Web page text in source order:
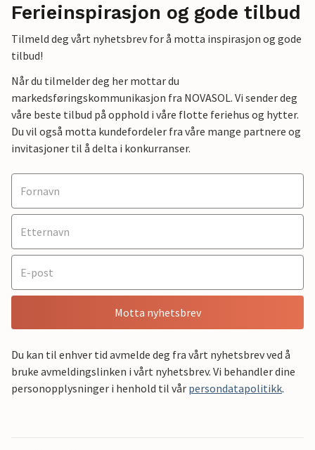
Ferieinspirasjon og gode tilbud
Tilmeld deg vårt nyhetsbrev for å motta inspirasjon og gode
tilbud!
Når du tilmelder deg her mottar du
markedsføringskommunikasjon fra NOVASOL. Vi sender deg
våre beste tilbud på opphold i våre flotte feriehus og hytter.
Du vil også motta kundefordeler fra våre mange partnere og
invitasjoner til å delta i konkurranser.
Motta nyhetsbrev
Du kan til enhver tid avmelde deg fra vårt nyhetsbrev ved å
bruke avmeldingslinken i vårt nyhetsbrev. Vi behandler dine
personopplysninger i henhold til vår persondatapolitikk.